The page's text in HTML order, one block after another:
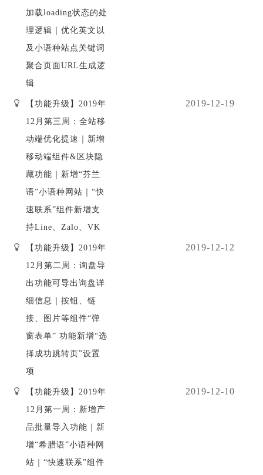
加载loading状态的处
理逻辑｜优化英文以
及小语种站点关键词
聚合页面URL生成逻
辑
【功能升级】2019年
12月第三周：全站移
动端优化提速｜新增
移动端组件&区块隐
藏功能｜新增“芬兰
语”小语种网站｜“快
速联系”组件新增支
持Line、Zalo、VK
2019-12-19
【功能升级】2019年
12月第二周：询盘导
出功能可导出询盘详
细信息｜按钮、链
接、图片等组件“弹
窗表单” 功能新增“选
择成功跳转页”设置
项
2019-12-12
【功能升级】2019年
12月第一周：新增产
品批量导入功能｜新
增“希腊语”小语种网
站｜“快速联系”组件
2019-12-10